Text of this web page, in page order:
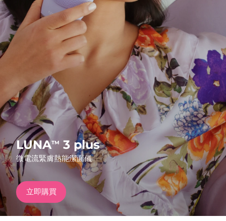
LUNATM 3 plus
微電流緊膚熱能潔面儀
立即購買
FAQ™ Dual LED Panel
熱門產品
特別優惠 暢銷產品
紅光療法
發貨國家
預計送達日期 8/9/26
預計送達日期 8/8/26
西班牙 預計送達日期 8/8/26
澳洲 預計送達日期8/11/26
法國 預計送達日期8/8/26
德國 預計送達日期8/8/26
加拿大 預計送達日期8/12/26